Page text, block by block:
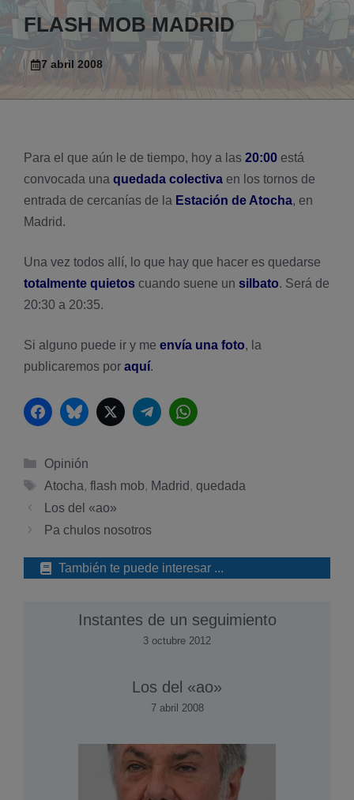
FLASH MOB MADRID
7 abril 2008
Para el que aún le de tiempo, hoy a las 20:00 está
convocada una quedada colectiva en los tornos de
entrada de cercaní­as de la Estación de Atocha, en
Madrid.
Una vez todos allí­, lo que hay que hacer es quedarse
totalmente quietos cuando suene un silbato. Será de
20:30 a 20:35.
Si alguno puede ir y me enví­a una foto, la
publicaremos por aquí­.
FacebookBluesky Twitter Telegram
Categorías
Opinión
Etiquetas
Atocha, flash mob, Madrid, quedada
Los del «ao»
Pa chulos nosotros
También te puede interesar ...
Instantes de un seguimiento
3 octubre 2012
Los del «ao»
7 abril 2008